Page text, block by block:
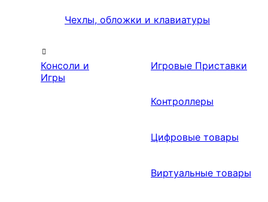
Чехлы, обложки и клавиатуры
Консоли и
Игры
Игровые Приставки
Контроллеры
Цифровые товары
Виртуальные товары